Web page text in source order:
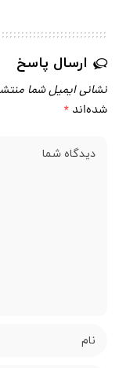
ارسال پاسخ
نشانی ایمیل شما
شده‌اند *